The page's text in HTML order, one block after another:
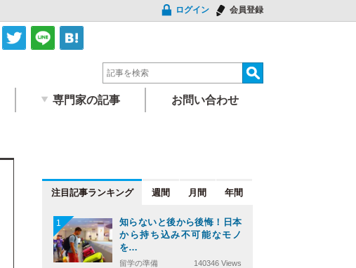
ログイン 会員登録
専門家の記事 お問い合わせ
注目記事 週間 月間 年間
1
知らないと後から後悔！日本
から持ち込み不可能なモノ
を…
留学の準備 140346 Views